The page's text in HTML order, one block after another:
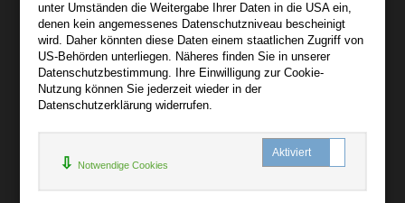
AGB
Impressum
Widerruf
Datenschutz
unter Umständen die Weitergabe Ihrer Daten in die USA ein,
denen kein angemessenes Datenschutzniveau bescheinigt
wird. Daher könnten diese Daten einem staatlichen Zugriff von
US-Behörden unterliegen. Näheres finden Sie in unserer
Datenschutzbestimmung. Ihre Einwilligung zur Cookie-
Nutzung können Sie jederzeit wieder in der
Datenschutzerklärung widerrufen.
Notwendige Cookies